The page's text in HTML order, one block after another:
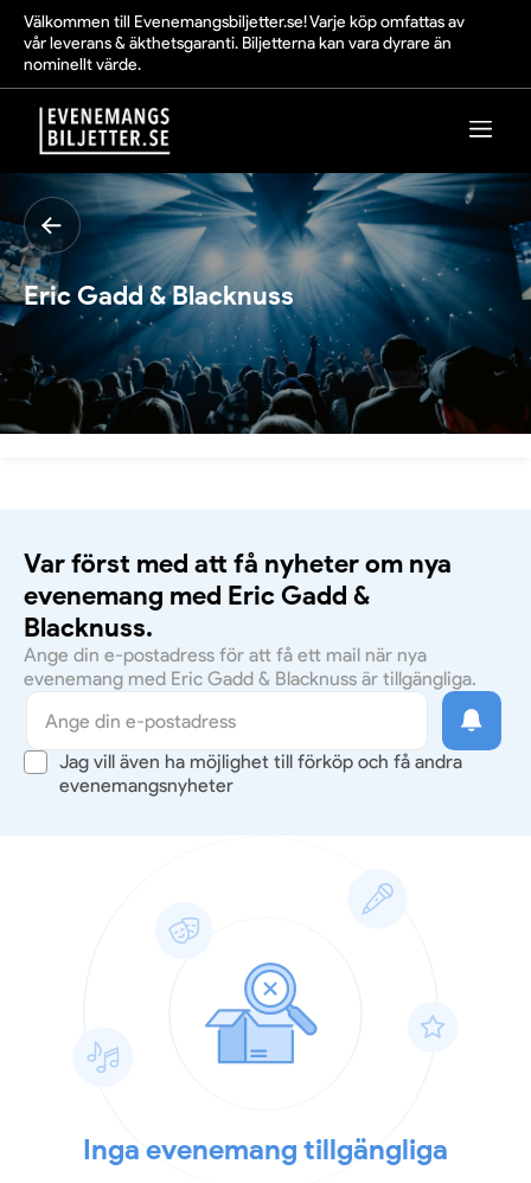
Välkommen till Evenemangsbiljetter.se! Varje köp omfattas av
vår leverans & äkthetsgaranti. Biljetterna kan vara dyrare än
nominellt värde.
Eric Gadd & Blacknuss
Var först med att få nyheter om nya
evenemang med Eric Gadd &
Blacknuss.
Ange din e-postadress för att få ett mail när nya
evenemang med Eric Gadd & Blacknuss är tillgängliga.
Jag vill även ha möjlighet till förköp och få andra
evenemangsnyheter
Inga evenemang tillgängliga